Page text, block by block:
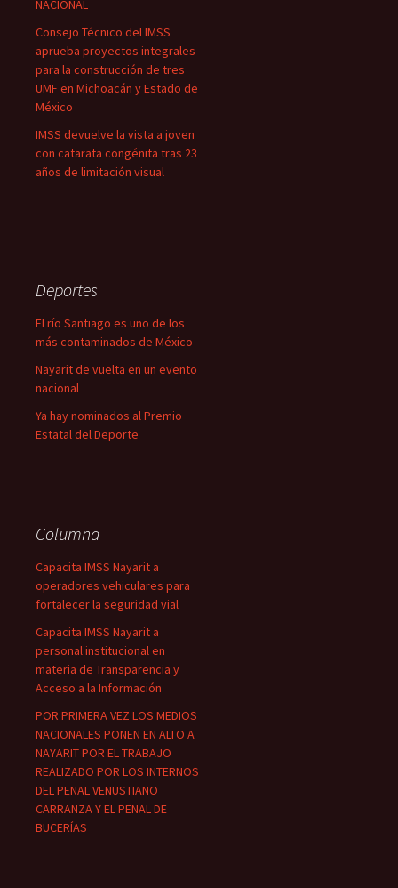
NACIONAL
Consejo Técnico del IMSS
aprueba proyectos integrales
para la construcción de tres
UMF en Michoacán y Estado de
México
IMSS devuelve la vista a joven
con catarata congénita tras 23
años de limitación visual
Deportes
El río Santiago es uno de los
más contaminados de México
Nayarit de vuelta en un evento
nacional
Ya hay nominados al Premio
Estatal del Deporte
Columna
Capacita IMSS Nayarit a
operadores vehiculares para
fortalecer la seguridad vial
Capacita IMSS Nayarit a
personal institucional en
materia de Transparencia y
Acceso a la Información
POR PRIMERA VEZ LOS MEDIOS
NACIONALES PONEN EN ALTO A
NAYARIT POR EL TRABAJO
REALIZADO POR LOS INTERNOS
DEL PENAL VENUSTIANO
CARRANZA Y EL PENAL DE
BUCERÍAS